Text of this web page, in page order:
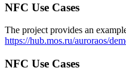
NFC Use Cases
The project provides an
https://hub.mos.ru/auroraos/
NFC Use Cases